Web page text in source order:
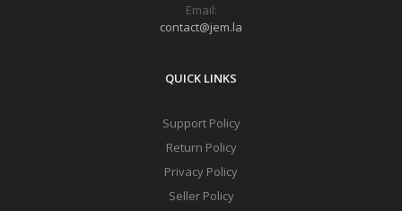
Email:
contact@jem.la
QUICK LINKS
Support Policy
Return Policy
Privacy Policy
Seller Policy